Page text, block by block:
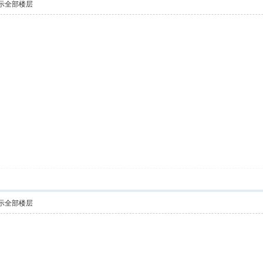
全部楼层
全部楼层